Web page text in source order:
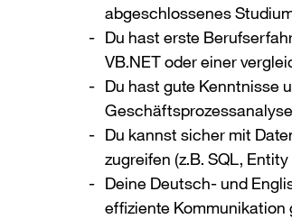
abgeschlossenes
Du hast erste
VB.NET oder einer
Du hast gute Kenntnisse
Du kannst sicher mit
zugreifen (z.B. SQL,
Deine Deutsch- und
effiziente Kommunikation